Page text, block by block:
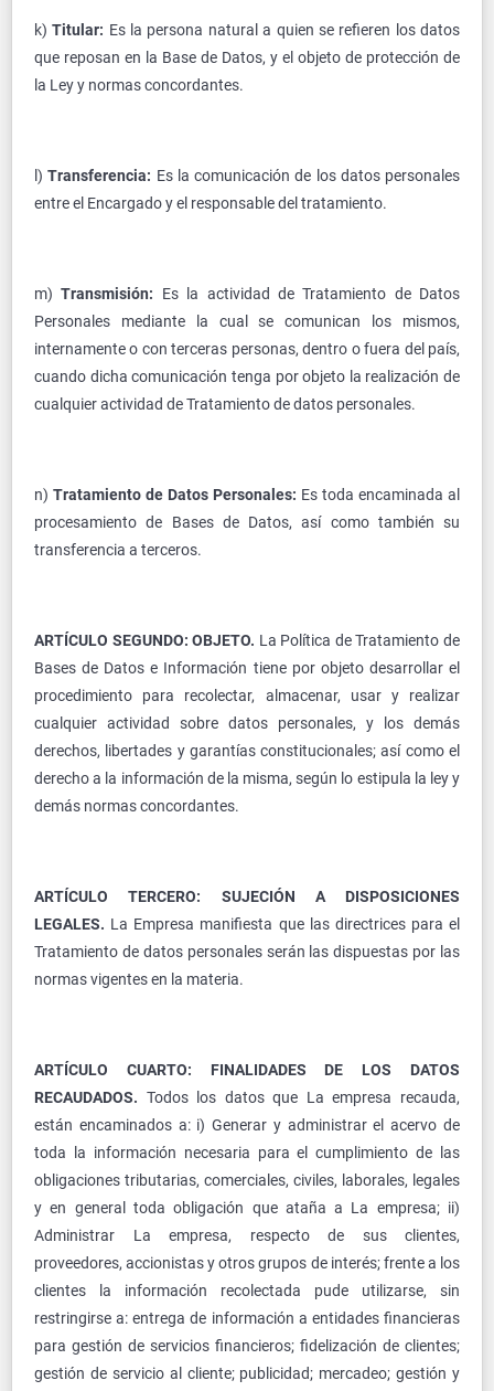
k)Titular: Es la persona natural a quien se refieren los datos
que reposan en la Base de Datos, y el objeto de protección de
la Ley y normas concordantes.
l)Transferencia: Es la comunicación de los datos personales
entre el Encargado y el responsable del tratamiento.
m)Transmisión: Es la actividad de Tratamiento de Datos
Personales mediante la cual se comunican los mismos,
internamente o con terceras personas, dentro o fuera del país,
cuando dicha comunicación tenga por objeto la realización de
cualquier actividad de Tratamiento de datos personales.
n) Tratamiento de Datos Personales: Es toda encaminada al
procesamiento de Bases de Datos, así como también su
transferencia a terceros.
ARTÍCULO SEGUNDO: OBJETO. La Política de Tratamiento de
Bases de Datos e Información tiene por objeto desarrollar el
procedimiento para recolectar, almacenar, usar y realizar
cualquier actividad sobre datos personales, y los demás
derechos, libertades y garantías constitucionales; así como el
derecho a la información de la misma, según lo estipula la ley y
demás normas concordantes.
ARTÍCULO TERCERO: SUJECIÓN A DISPOSICIONES
LEGALES. La Empresa manifiesta que las directrices para el
Tratamiento de datos personales serán las dispuestas por las
normas vigentes en la materia.
ARTÍCULO CUARTO: FINALIDADES DE LOS DATOS
RECAUDADOS. Todos los datos que La empresa recauda,
están encaminados a: i) Generar y administrar el acervo de
toda la información necesaria para el cumplimiento de las
obligaciones tributarias, comerciales, civiles, laborales, legales
y en general toda obligación que ataña a La empresa; ii)
Administrar La empresa, respecto de sus clientes,
proveedores, accionistas y otros grupos de interés; frente a los
clientes la información recolectada pude utilizarse, sin
restringirse a: entrega de información a entidades financieras
para gestión de servicios financieros; fidelización de clientes;
gestión de servicio al cliente; publicidad; mercadeo; gestión y